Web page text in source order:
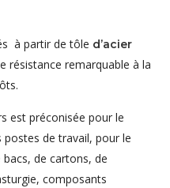
à partir de tôle d’acier
résistance remarquable à la
est préconisée pour le
de travail, pour le
de cartons, de
composants